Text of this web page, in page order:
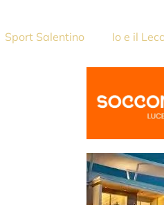
Sport Salentino Io e il